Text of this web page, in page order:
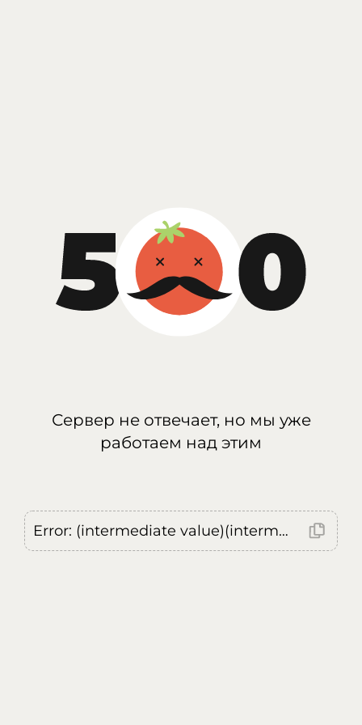
Сервер не отвечает, но мы уже
работаем над этим
Error: (intermediate value)(intermediate value)(intermediate value).replaceAll is not a function